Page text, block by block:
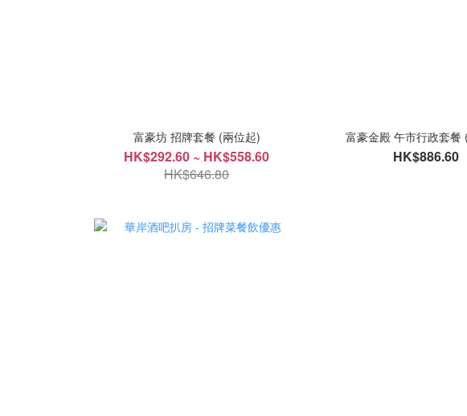
富豪坊 招牌套餐 (兩位起)
HK$292.60 ~ HK$558.60
HK$646.80
富豪金殿 午市行政套餐
HK$886.60